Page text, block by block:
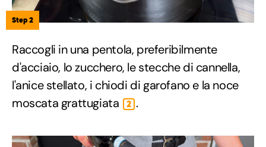
Step 2
Raccogli in una pentola, preferibilmente
d'acciaio, lo zucchero, le stecche di cannella,
l'anice stellato, i chiodi di garofano e la noce
moscata grattugiata
2 .